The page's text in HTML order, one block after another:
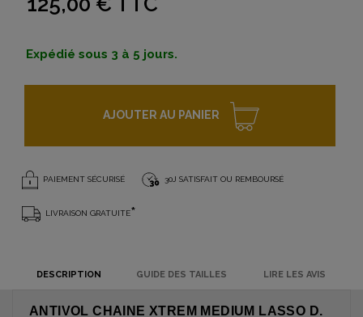
Expédié sous 3 à 5 jours.
AJOUTER AU PANIER
PAIEMENT SÉCURISÉ 30J SATISFAIT OU REMBOURSÉ
LIVRAISON GRATUITE*
DESCRIPTION GUIDE DES TAILLES LIRE LES AVIS
ANTIVOL CHAINE XTREM MEDIUM LASSO D.